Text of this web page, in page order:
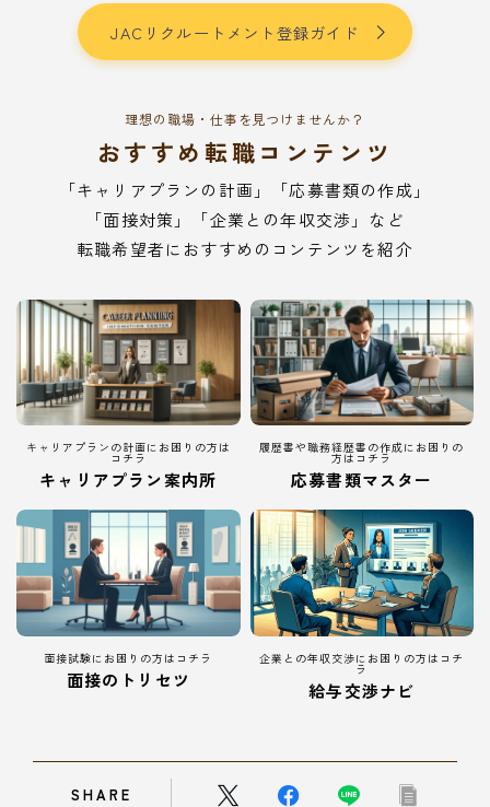
JACリクルートメント登録ガイド
理想の職場・仕事を見つけませんか？
おすすめ転職コンテンツ
「キャリアプランの計画」「応募書類の作成」
「面接対策」「企業との年収交渉」など
転職希望者におすすめのコンテンツを紹介
キャリアプランの計画にお困りの方は
コチラ
キャリアプラン案内所
履歴書や職務経歴書の作成にお困りの
方はコチラ
応募書類マスター
面接試験にお困りの方はコチラ
面接のトリセツ
企業との年収交渉にお困りの方はコチ
ラ
給与交渉ナビ
SHARE